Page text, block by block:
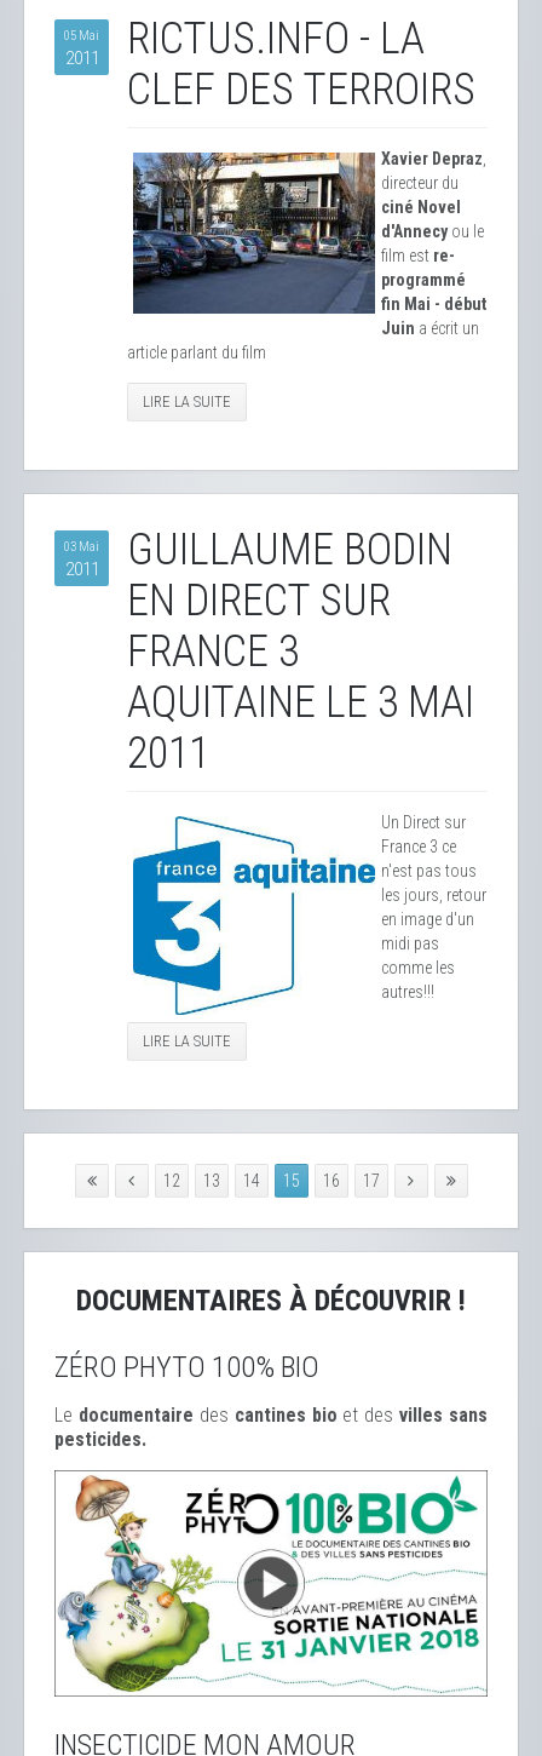
05 Mai
2011
RICTUS.INFO - LA
CLEF DES TERROIRS
Xavier Depraz
directeur du
ciné Novel
d'Annecyou le
film est re-
programmé
fin Mai - début
Juin a écrit un
article parlant du film
LIRE LA SUITE
03 Mai
2011
GUILLAUME BODIN
EN DIRECT SUR
FRANCE 3
AQUITAINE LE 3 MAI
2011
Un Direct sur
France 3 ce
n'est pas tous
les jours, retour
en image d'un
midi pas
comme les
autres!!!
LIRE LA SUITE
12 13 14 15 16 17
DOCUMENTAIRES À DÉCOUVRIR !
ZÉRO PHYTO 100% BIO
Le documentaire des cantines bio et desvilles sans
pesticides.
INSECTICIDE MON AMOUR